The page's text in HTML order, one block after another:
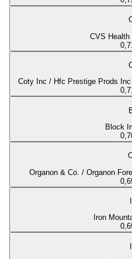
CVS Health
Coty Inc / Hfc Prestige Prods
Block
Organon & Co. / Organon
Iron
I